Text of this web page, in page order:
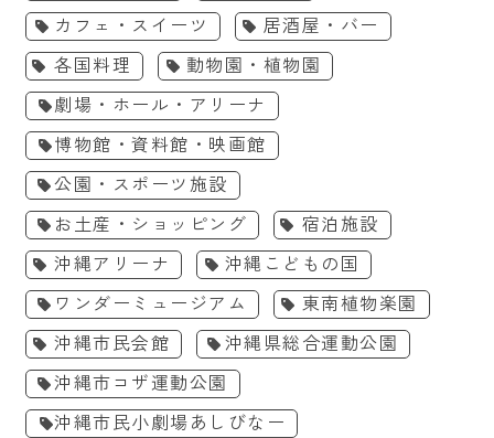
カフェ・スイーツ
居酒屋・バー
各国料理
動物園・植物園
劇場・ホール・アリーナ
博物館・資料館・映画館
公園・スポーツ施設
お土産・ショッピング
宿泊施設
沖縄アリーナ
沖縄こどもの国
ワンダーミュージアム
東南植物楽園
沖縄市民会館
沖縄県総合運動公園
沖縄市コザ運動公園
沖縄市民小劇場あしびなー